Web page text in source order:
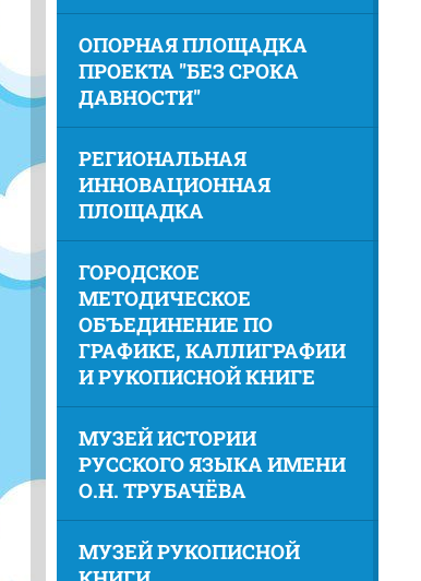
ОПОРНАЯ ПЛОЩАДКА
ПРОЕКТА "БЕЗ СРОКА
ДАВНОСТИ"
РЕГИОНАЛЬНАЯ
ИННОВАЦИОННАЯ
ПЛОЩАДКА
ГОРОДСКОЕ
МЕТОДИЧЕСКОЕ
ОБЪЕДИНЕНИЕ ПО
ГРАФИКЕ, КАЛЛИГРАФИИ
И РУКОПИСНОЙ КНИГЕ
МУЗЕЙ ИСТОРИИ
РУССКОГО ЯЗЫКА ИМЕНИ
О.Н. ТРУБАЧЁВА
МУЗЕЙ РУКОПИСНОЙ